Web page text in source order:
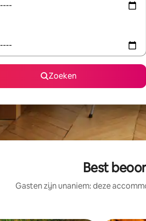
Zoeken
Best
Gasten zijn unaniem: deze